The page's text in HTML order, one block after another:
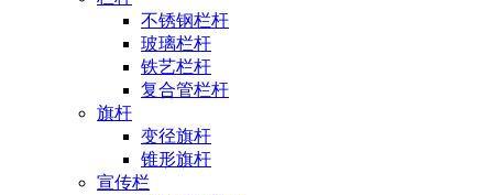
不锈钢栏杆
玻璃栏杆
铁艺栏杆
复合管栏杆
旗杆
变径旗杆
锥形旗杆
宣传栏